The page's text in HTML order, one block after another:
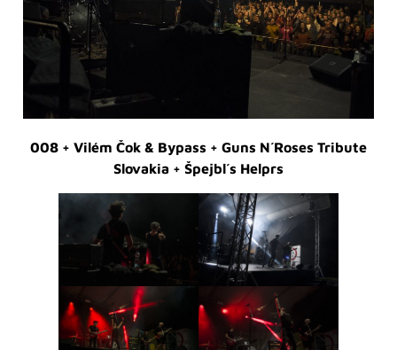
008 + Vilém Čok & Bypass + Guns N´Roses Tribute
Slovakia + Špejbl´s Helprs